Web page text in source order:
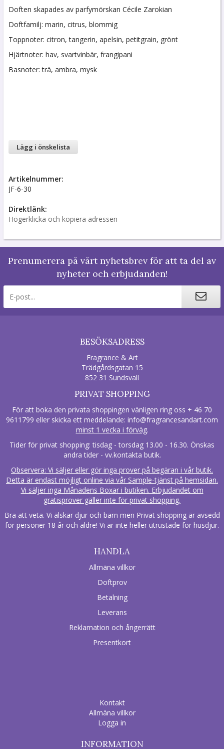
Doften skapades av parfymörskan Cécile Zarokian
Doftfamilj: marin, citrus, blommig
Toppnoter: citron, tangerin, apelsin, petitgrain, grönt
Hjärtnoter: hav, svartvinbär, frangipani
Basnoter: trä, ambra, mysk
Lägg i önskelista
Artikelnummer:
JF-6-30
Direktlänk:
Högerklicka och kopiera adressen
Prenumerera på vårt nyhetsbrev för att ta del av
nyheter och erbjudanden!
BESÖKSADRESS
Fragrance & Art
Trädgårdsgatan 15
852 31 Sundsvall
PRIVAT SHOPPING
För att boka den privata shoppingen vänligen ring oss + 46 70
9611799 eller skicka ett meddelande: info@fragrancesandart.com
minst 1 vecka i förväg.
Tider för privat shopping: tisdag - torsdag 13.00 - 16.30. Önskas
andra tider - vv.kontakta butik.
Observera: Vi säljer eller gör inga prover på begäran i vår butik.
Detta är endast möjligt online via vår Sample-tjänst på hemsidan.
Vi säljer inga Månadens Boxar i butiken. Erbjudandet om
gratisprover gäller inte för privat shopping.
Bra att veta. Vi älskar djur och barn men Privat shopping är avsedd
för personer 18 år och äldre! Vi är inte heller utrustade för husdjur.
HANDLA
Allmäna villkor
Doftprov
Betalning
Leverans
Reklamation och ångerrätt
Presentkort
Kontakt
Allmäna villkor
Logga in
INFORMATION